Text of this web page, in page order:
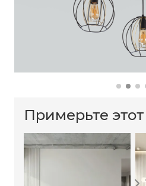
Примерьте